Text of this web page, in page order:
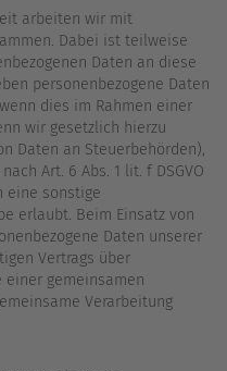
arbeiten wir mit
Dabei ist teilweise
Daten an diese
personenbezogene Daten
dies im Rahmen einer
wir gesetzlich hierzu
Daten an Steuerbehörden),
Art. 6 Abs. 1 lit. f DSGVO
eine sonstige
erlaubt. Beim Einsatz von
Daten unserer
Vertrags über
einer gemeinsamen
Verarbeitung